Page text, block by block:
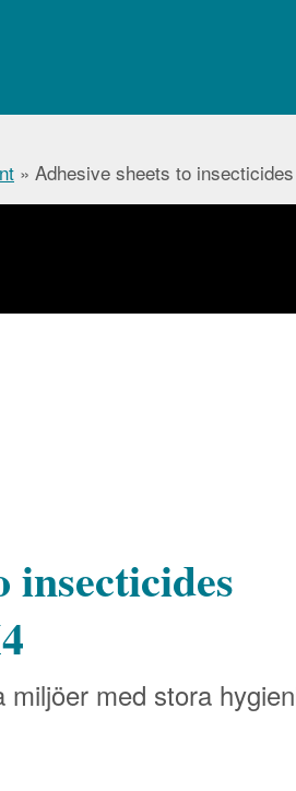
» Adhesive sheets to
insecticides
med stora